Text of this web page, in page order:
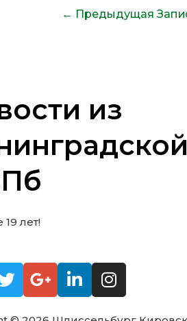
← Предыдущая
из
лет!